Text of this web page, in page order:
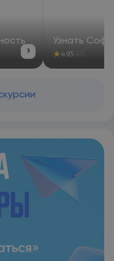
›
Узнать
★4.93 (41)